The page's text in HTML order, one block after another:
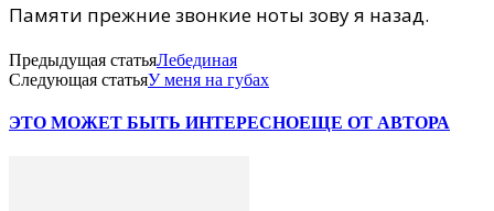
Памяти прежние звонкие ноты зову я назад.
Предыдущая статьяЛебединая
Следующая статьяУ меня на губах
ЭТО МОЖЕТ БЫТЬ ИНТЕРЕСНОЕЩЕ ОТ АВТОРА